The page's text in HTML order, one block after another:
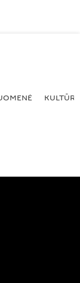
KULTŪRA